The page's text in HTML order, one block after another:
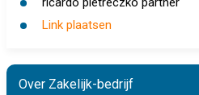
Link plaatsen
Over Zakelijk-bedrijf